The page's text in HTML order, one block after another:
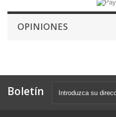
OPINIONES
Boletín